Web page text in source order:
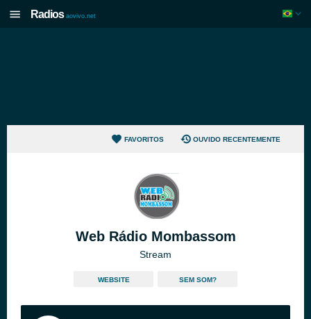
Radios aovivo.net
FAVORITOS OUVIDO RECENTEMENTE
Web Rádio Mombassom
Stream
WEBSITE SEM SOM?